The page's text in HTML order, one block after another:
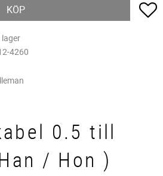
KÖP
lager
4260
0.5 till
/ Hon )